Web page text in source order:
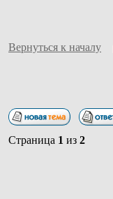
Вернуться к началу
Страница 1 из 2